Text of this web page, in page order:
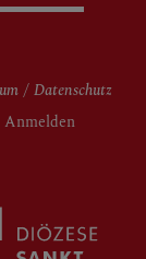
Datenschutz
Anmelden